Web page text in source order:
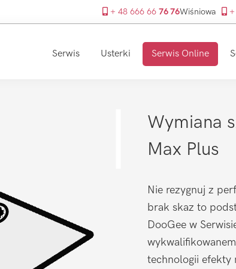
+ 48 666 66 76 76Wiśniowa
Serwis Usterki Serwis Online
Wymiana
Max Plus
Nie rezygnuj z
brak skaz to
DooGee w
technologii efekty